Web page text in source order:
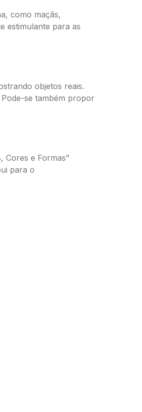
como maçãs,
estimulante para as
objetos reais.
se também propor
Cores e Formas”
para o